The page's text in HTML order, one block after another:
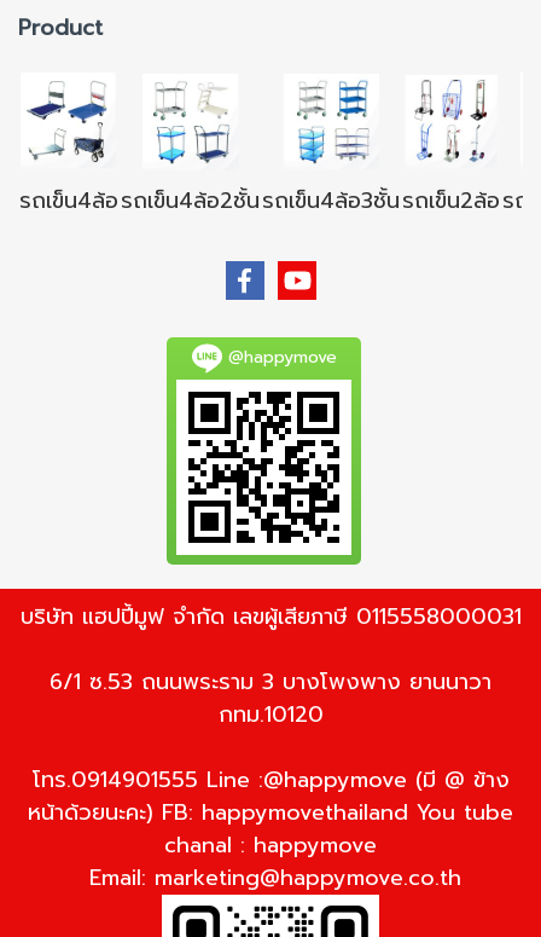
Product
รถเข็น4ล้อรถเข็น4ล้อ2ชั้นรถเข็น4ล้อ3ชั้นรถเข็น2ล้อรถ
@happymove
บริษัท แฮปปี้มูฟ จำกัด เลขผู้เสียภาษี 0115558000031
6/1 ซ.53 ถนนพระราม 3 บางโพงพาง ยานนาวา
กทม.10120
โทร.0914901555 Line :@happymove (มี @ ข้าง
หน้าด้วยนะคะ) FB: happymovethailand You tube
chanal : happymove
Email: marketing@happymove.co.th